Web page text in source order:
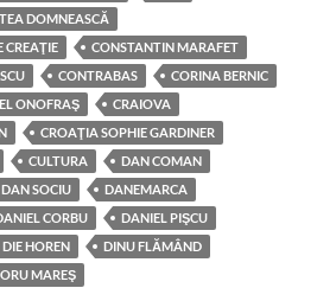
DOMNEASCĂ
CREAŢIE
CONSTANTIN MARAFET
CONTRABAS
CORINA BERNIC
ONOFRAŞ
CRAIOVA
CROAŢIA SOPHIE GARDINER
CULTURA
DAN COMAN
DAN SOCIU
DANEMARCA
CORBU
DANIEL PIŞCU
DIE HOREN
DINU FLĂMÂND
MAREŞ